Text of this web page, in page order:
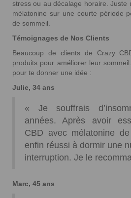
stress ou au décalage horaire. Juste
mélatonine sur une courte période
de sommeil.
Témoignages de Nos Clients
Beaucoup de clients de Crazy
produits pour améliorer leur
pour te donner une idée :
Julie, 34 ans
« Je souffrais
années. Après avoir
CBD avec mélatonine
enfin réussi à dormir une
interruption. Je le
Marc, 45 ans